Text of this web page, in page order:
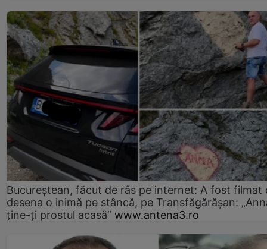
Bucureștean, făcut de râs pe internet: A fost filmat
desena o inimă pe stâncă, pe Transfăgărășan:
ține-ți prostul acasă” www.antena3.ro